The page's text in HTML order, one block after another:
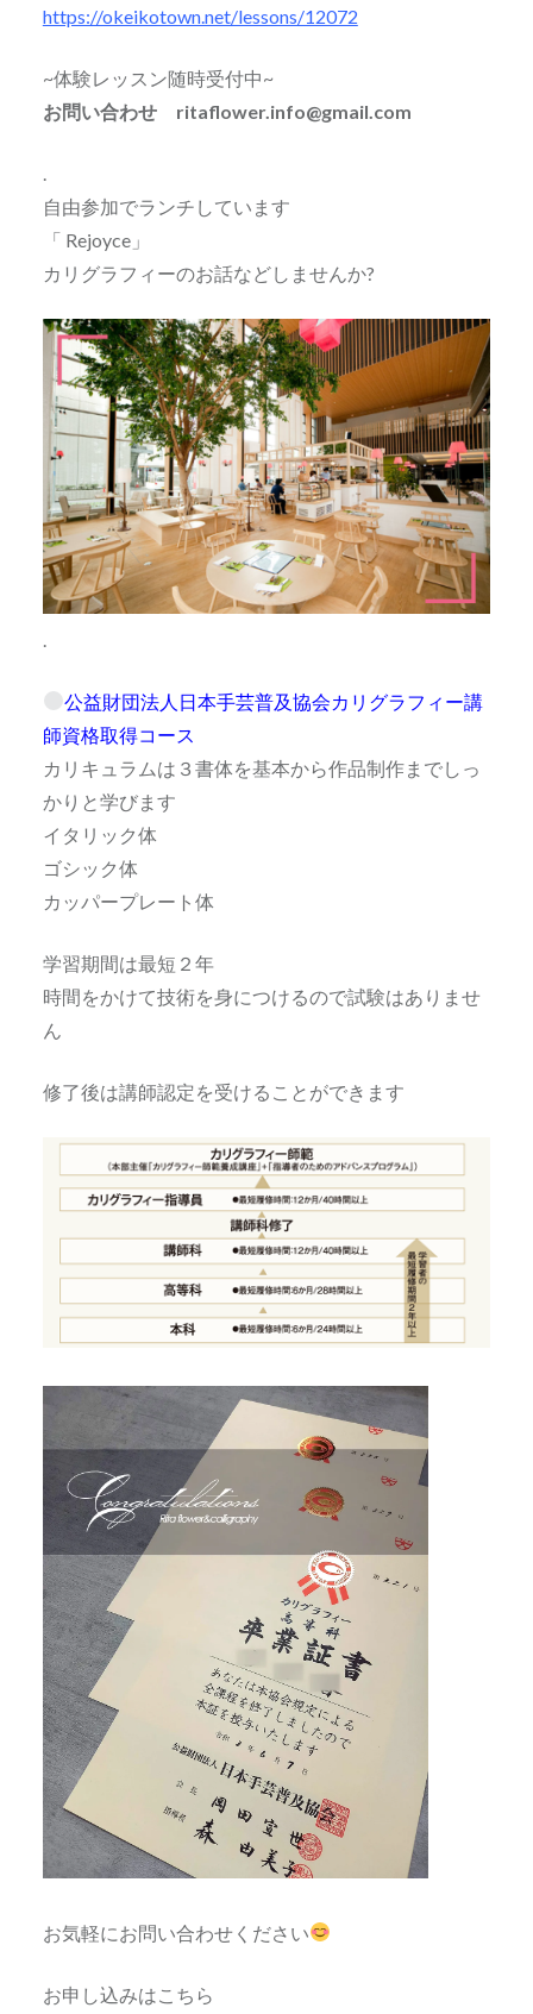
https://okeikotown.net/lessons/12072
~体験レッスン随時受付中~
お問い合わせ ritaflower.info@gmail.com
.
自由参加でランチしています
「 Rejoyce」
カリグラフィーのお話などしませんか?
公益財団法人日本手芸普及協会カリグラフィー講
師資格取得コース
カリキュラムは３書体を基本から作品制作までしっ
かりと学びます
イタリック体
ゴシック体
カッパープレート体
学習期間は最短２年
時間をかけて技術を身につけるので試験はありませ
ん
修了後は講師認定を受けることができます
お気軽にお問い合わせください
お申し込みはこちら